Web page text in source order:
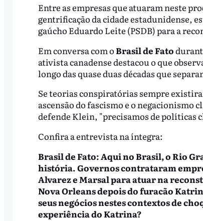
Entre as empresas que atuaram neste
gentrificação da cidade estadunidense,
gaúcho Eduardo Leite (PSDB) para a
Em conversa com oBrasil de Fato
ativista canadense destacou o que
longo das quase duas décadas que
Se teorias conspiratórias sempre
ascensão do fascismo e o
defende Klein, "precisamos de políticas
Confira a entrevista na íntegra:
Brasil de Fato: Aqui no Brasil, o Rio
história. Governos contrataram
Alvarez e Marsal para atuar na
Nova Orleans depois do furacão
seus negócios nestes contextos de
experiência do Katrina?